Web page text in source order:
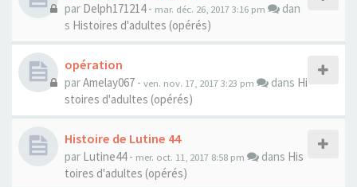
par Delph171214- mar. déc. 26, 2017 3:16 pm
dan
s Histoires d'adultes (opérés)
opération
parAmelay067 - ven. nov. 17, 2017 3:23 pm dans Hi
stoires d'adultes (opérés)
Histoire de Lutine 44
par Lutine44- mer. oct. 11, 2017 8:58 pm dans His
toires d'adultes (opérés)